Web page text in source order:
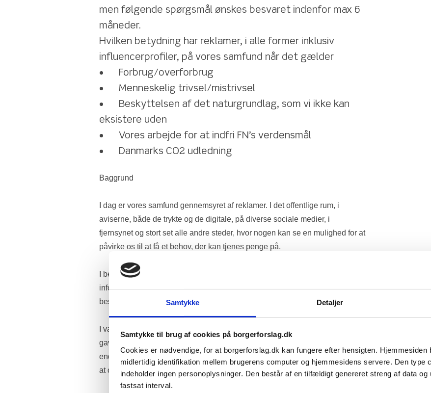
Samtykke Detaljer
Samtykke til brug af cookies på borgerforslag.dk
Cookies er nødvendige, for at borgerforslag.dk kan fungere efter hensigten. Hjemmesiden
midlertidig identifikation mellem brugerens computer og hjemmesidens servere. Den type
indeholder ingen personoplysninger. Den består af en tilfældigt genereret streng af data
fastsat interval.
men følgende spørgsmål ønskes besvaret indenfor max 6
måneder.
Hvilken betydning har reklamer, i alle former inklusiv
influencerprofiler, på vores samfund når det gælder
•	Forbrug/overforbrug
•	Menneskelig trivsel/mistrivsel
•	Beskyttelsen af det naturgrundlag, som vi ikke kan
eksistere uden
•	Vores arbejde for at indfri FN’s verdensmål
•	Danmarks CO2 udledning
Baggrund
I dag er vores samfund gennemsyret af reklamer. I det offentlige rum, i
aviserne, både de trykte og de digitale, på diverse sociale medier, i
fjernsynet og stort set alle andre steder, hvor nogen kan se en mulighed for at
påvirke os til at få et behov, der kan tjenes penge på.
I bedste fald er de mange målrettede reklamer med til at forsyne os med
information om, hvad vi har at vælge imellem, hvis vi er på jagt efter et
bestemt produkt og mangler inspiration.
I værste fald forårsager reklamerne et helt unødvendigt overforbrug, som ikke
gavner hverken kloden eller os, fordi vi påvirkes til at forbruge langt mere,
end vi ville have gjort, hvis vi handlede ud fra reelle behov, som vi selv fik lov
at opleve, og herefter opfylde.